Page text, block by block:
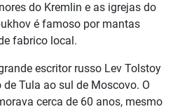
do Kremlin e as igrejas do
é famoso por mantas
fabrico local.
escritor russo Lev Tolstoy
Tula ao sul de Moscovo. O
cerca de 60 anos, mesmo